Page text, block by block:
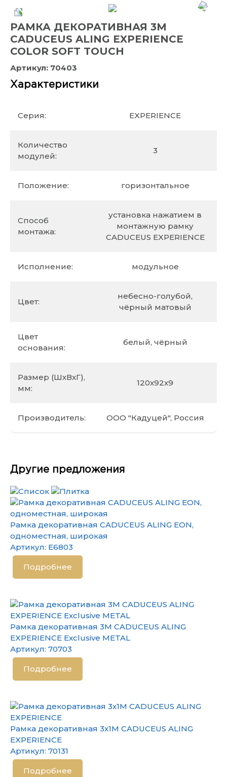
РАМКА ДЕКОРАТИВНАЯ 3М
CADUCEUS ALING EXPERIENCE
COLOR SOFT TOUCH
Артикул: 70403
Характеристики
Серия: EXPERIENCE
Количество
модулей:
3
Положение: горизонтальное
Способ
монтажа:
установка нажатием в
монтажную рамку
CADUCEUS EXPERIENCE
Исполнение: модульное
Цвет:
небесно-голубой,
чёрный матовый
Цвет
основания:
белый, чёрный
Размер (ШхВхГ),
мм:
120х92х9
Производитель: ООО "Кадуцей", Россия
Другие предложения
Рамка декоративная CADUCEUS ALING EON,
одноместная, широкая
Артикул: E6803
Подробнее
Рамка декоративная 3М CADUCEUS ALING
EXPERIENCE Exclusive METAL
Артикул: 70703
Подробнее
Рамка декоративная 3х1М CADUCEUS ALING
EXPERIENCE
Артикул: 70131
Подробнее